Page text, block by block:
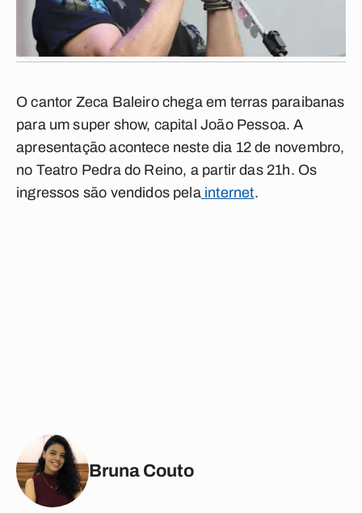
O cantor Zeca Baleiro chega em terras paraibanas
para um super show, capital João Pessoa. A
apresentação acontece neste dia 12 de novembro,
no Teatro Pedra do Reino, a partir das 21h. Os
ingressos são vendidos pelainternet.
Bruna Couto